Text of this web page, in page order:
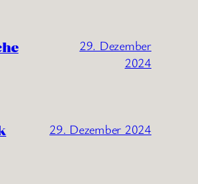
29. Dezember
2024
29. Dezember 2024